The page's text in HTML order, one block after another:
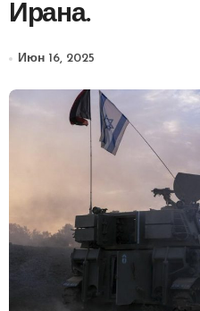
Ирана.
Июн 16, 2025